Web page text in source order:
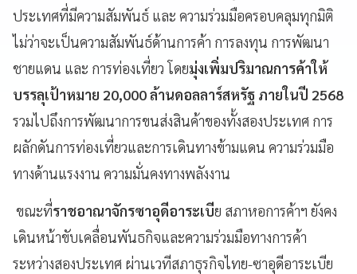
ประเทศที่มีความสัมพันธ์ และ ความร่วมมือครอบคลุมทุกมิติ
ไม่ว่าจะเป็นความสัมพันธ์ด้านการค้า การลงทุน การพัฒนา
ชายแดน และ การท่องเที่ยว โดยมุ่งเพิ่มปริมาณการค้าให้
บรรลุเป้าหมาย 20,000 ล้านดอลลาร์สหรัฐ ภายในปี 2568
รวมไปถึงการพัฒนาการขนส่งสินค้าของทั้งสองประเทศ การ
ผลักดันการท่องเที่ยวและการเดินทางข้ามแดน ความร่วมมือ
ทางด้านแรงงาน ความมั่นคงทางพลังงาน
ขณะที่ราชอาณาจักรซาอุดีอาระเบีย สภาหอการค้าฯ ยังคง
เดินหน้าขับเคลื่อนพันธกิจและความร่วมมือทางการค้า
ระหว่างสองประเทศ ผ่านเวทีสภาธุรกิจไทย-ซาอุดีอาระเบีย